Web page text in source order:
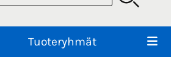
Tuoteryhmät